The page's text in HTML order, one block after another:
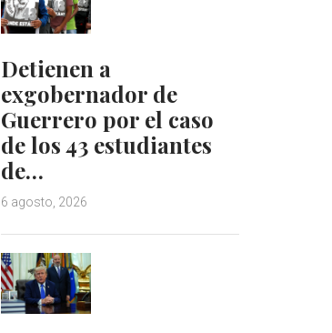
Detienen a
exgobernador de
Guerrero por el caso
de los 43 estudiantes
de…
6 agosto, 2026